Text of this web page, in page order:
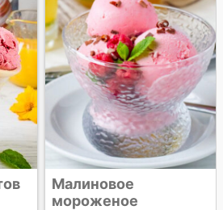
мороженое